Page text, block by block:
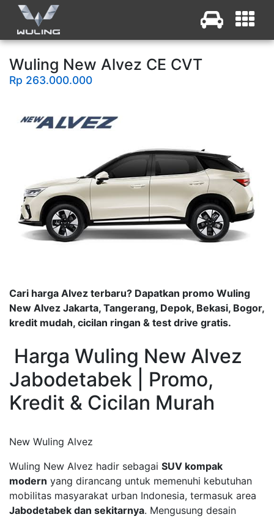
Wuling New Alvez CE CVT
Rp 263.000.000
Cari harga Alvez terbaru? Dapatkan promo Wuling
New Alvez Jakarta, Tangerang, Depok, Bekasi, Bogor,
kredit mudah, cicilan ringan & test drive gratis.
Harga Wuling New Alvez
Jabodetabek | Promo,
Kredit & Cicilan Murah
New Wuling Alvez
Wuling New Alvez hadir sebagai SUV kompak
modern yang dirancang untuk memenuhi kebutuhan
mobilitas masyarakat urban Indonesia, termasuk area
Jabodetabek dan sekitarnya. Mengusung desain